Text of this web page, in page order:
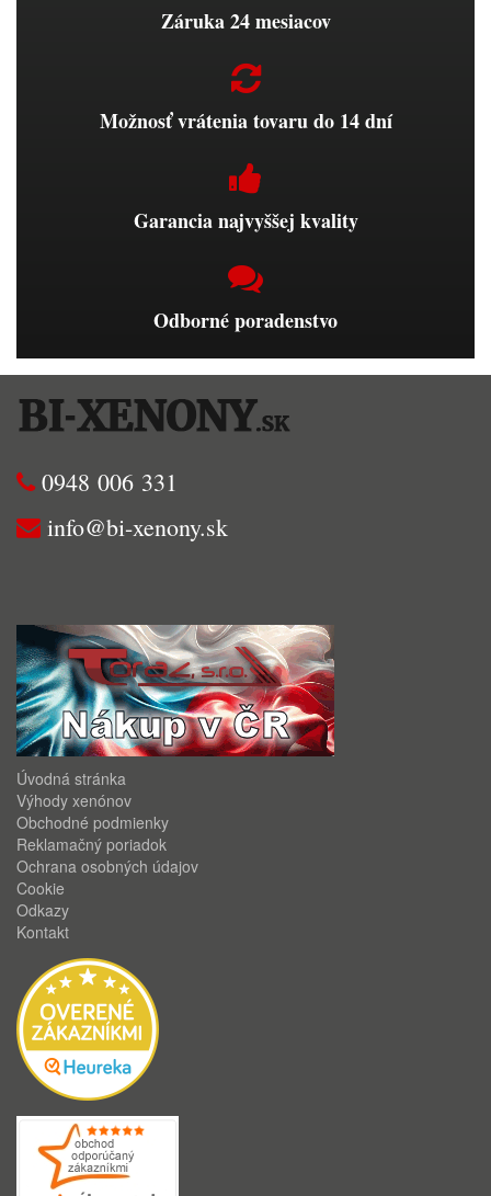
Záruka 24 mesiacov
Možnosť vrátenia tovaru do 14 dní
Garancia najvyššej kvality
Odborné poradenstvo
0948 006 331
info@bi-xenony.sk
Úvodná stránka
Výhody xenónov
Obchodné podmienky
Reklamačný poriadok
Ochrana osobných údajov
Cookie
Odkazy
Kontakt